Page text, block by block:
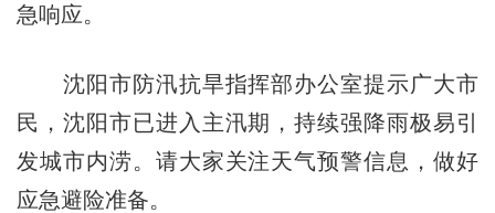
急响应。
沈阳市防汛抗旱指挥部办公室提示广大市
民，沈阳市已进入主汛期，持续强降雨极易引
发城市内涝。请大家关注天气预警信息，做好
应急避险准备。